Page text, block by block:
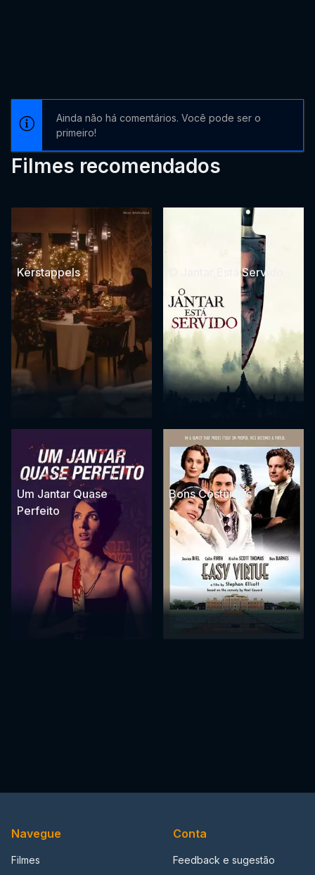
Ainda não há comentários. Você pode ser o
primeiro!
Filmes recomendados
Kerstappels O Jantar Está Servido
Um Jantar Quase
Perfeito
Bons Costumes
Navegue
Filmes
Conta
Feedback e sugestão